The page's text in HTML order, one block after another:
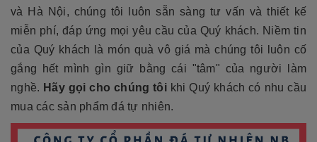
và Hà Nội, chúng tôi luôn sẵn sàng tư vấn và thiết kế
miễn phí, đáp ứng mọi yêu cầu của Quý khách. Niềm tin
của Quý khách là món quà vô giá mà chúng tôi luôn cố
gắng hết mình gìn giữ bằng cái "tâm" của người làm
nghề. Hãy gọi cho chúng tôikhi Quý khách có nhu cầu
mua các sản phẩm đá tự nhiên.